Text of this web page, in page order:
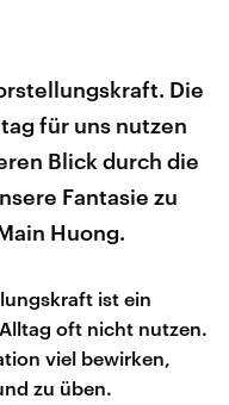
Die
für uns nutzen
Blick durch die
Fantasie zu
Huong.
ist ein
oft nicht nutzen.
viel bewirken,
zu üben.